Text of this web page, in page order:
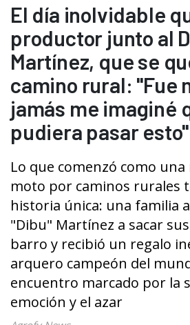
El día inolvidable
productor junto al
Martínez, que se
camino rural: "Fue
jamás me imaginé
pudiera pasar esto"
Lo que comenzó como
moto por caminos rurales
historia única: una familia
"Dibu" Martínez a sacar
barro y recibió un regalo
arquero campeón del
encuentro marcado por la
emoción y el azar